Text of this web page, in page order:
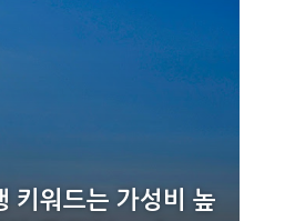
키워드는 가성비 높